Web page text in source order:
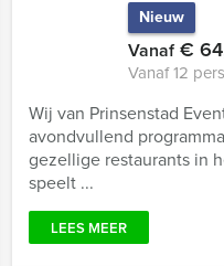
Nieuw
Vanaf€
Vanaf 12
Wij van Prinsenstad
avondvullend
gezellige restaurants in
speelt ...
LEES MEER